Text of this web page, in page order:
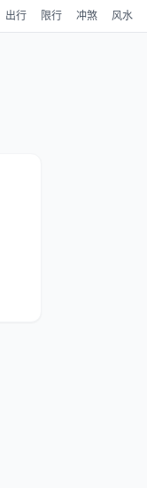
出行 限行 冲煞 风水